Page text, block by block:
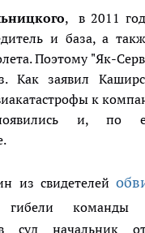
, в 2011
и база, а
Поэтому "Як-
Как заявил
к
и, по
из свидетелей
команды
суд начальник